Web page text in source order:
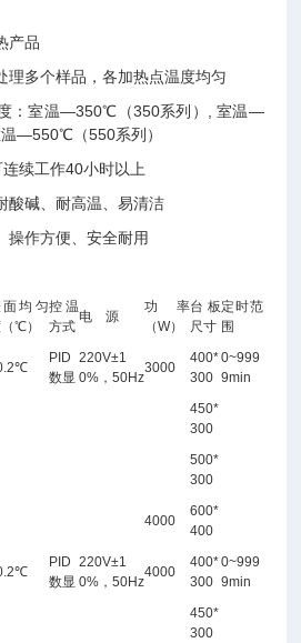
热产品
理多个样品，各加热点温度均匀
：室温—350℃（350系列）, 室温—
温—550℃（550系列）
续工作40小时以上
酸碱、耐高温、易清洁
操作方便、安全耐用
面均匀
（℃）
控温
方式
电 源
功 率
（W）
台板
尺寸
定时范
围
℃
PID
数显
220V±1
0%，50Hz
3000
400*
300
0~999
9min
450*
300
500*
300
4000
600*
400
℃
PID
数显
220V±1
0%，50Hz
4000
400*
300
0~999
9min
450*
300